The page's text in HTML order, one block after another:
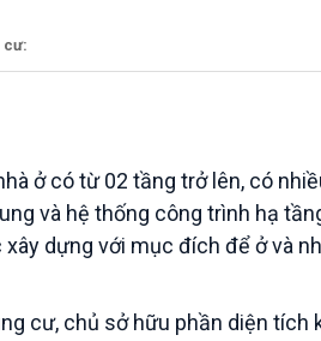
cư:
ở có từ 02 tầng trở lên, có
và hệ thống công trình hạ
dựng với mục đích để ở và
cư, chủ sở hữu phần diện tích